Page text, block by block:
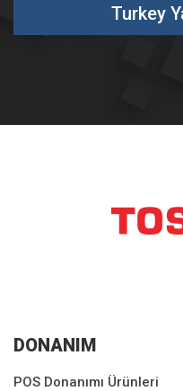
Turkey
DONANIM
POS Donanımı Ürünleri